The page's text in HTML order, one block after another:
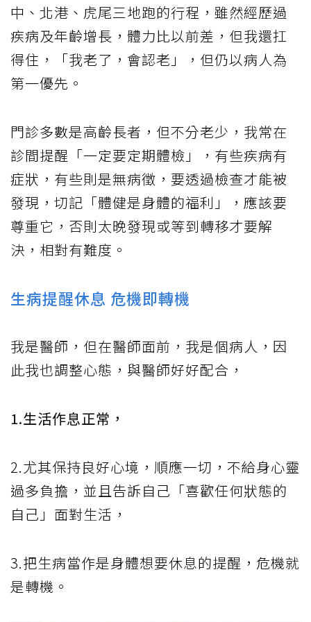
中、北港、虎尾三地跑的行程，雖然經歷過
疾病及年齡增長，體力比以前差，但我還扛
得住，「我老了，會認老」，但仍以病人為
第一優先。
門診多數是高齡長者，但不分老少，我常在
診間提醒「一定要定期體檢」，有些疾病有
症狀，有些則是無病徵，要透過檢查才能被
發現，切記「體健是身體的福利」，應該要
尊重它，否則太晚發現或等到轉移才要解
決，相對有難度。
生病提醒休息 危機即轉機
我是醫師，但在醫師面前，我是個病人，因
此我也調整心態，與醫師好好配合，
1.生活作息正常，
2.尤其保持良好心境，順應一切，不給身心靈
過多負擔，並且告訴自己「喜歡任何狀態的
自己」面對生活，
3.把生病當作是身體想要休息的提醒，危機就
是轉機。